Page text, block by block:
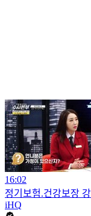
16:02
정기보험.건강보장
iHQ